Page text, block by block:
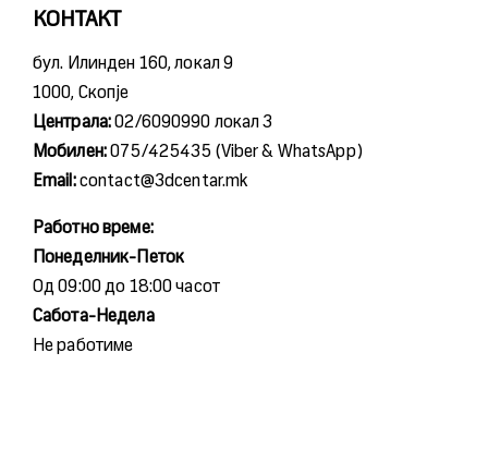
КОНТАКТ
бул. Илинден 160, локал 9
1000, Скопје
Централа:02/6090990 локал 3
Мобилен:075/425435 (Viber & WhatsApp)
Email:contact@3dcentar.mk
Работно време:
Понеделник-Петок
Од 09:00 до 18:00 часот
Сабота-Недела
Не работиме